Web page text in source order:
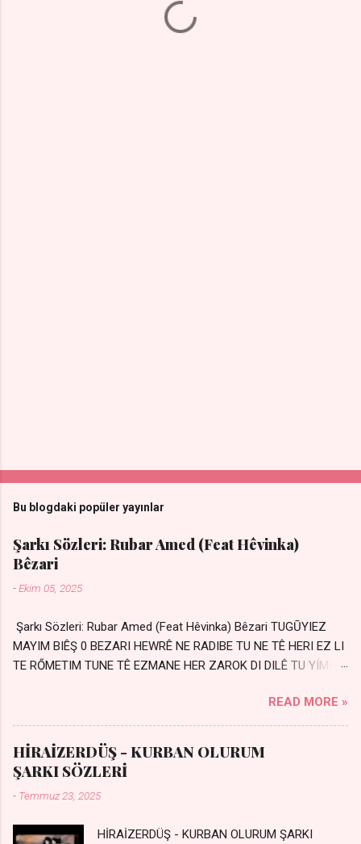
Bu blogdaki popüler yayınlar
Şarkı Sözleri: Rubar Amed (Feat Hêvinka)
Bêzari
-Ekim 05, 2025
Şarkı Sözleri: Rubar Amed (Feat Hêvinka) Bêzari TUGŪYIEZ
MAYIM BIÊŞ 0 BEZARI HEWRÊ NE RADIBE TU NE TÊ HERI EZ LI
TE RŐMETIM TUNE TÊ EZMANE HER ZAROK DI DILÊ TU YÍMIN
Silinmis yarıda. Hasretin yel gibi Eser yar içimden Bir kıza sevdalı
Yaralı adamım. Sensizlik bir hançer Geceler susmuyor Yaralı
kalbimde Bir sızı durmuyor Tu yi bihare min Ez ji payizim Li
dile şevên min Teng e nefes im Adını sayıklar Uykusuz
geceler Sensiz her sabahım Sessiz ve kederli
READ MORE »
HİRAİZERDÜŞ - KURBAN OLURUM
ŞARKI SÖZLERİ
- Temmuz 23, 2025
HİRAİZERDÜŞ - KURBAN OLURUM ŞARKI